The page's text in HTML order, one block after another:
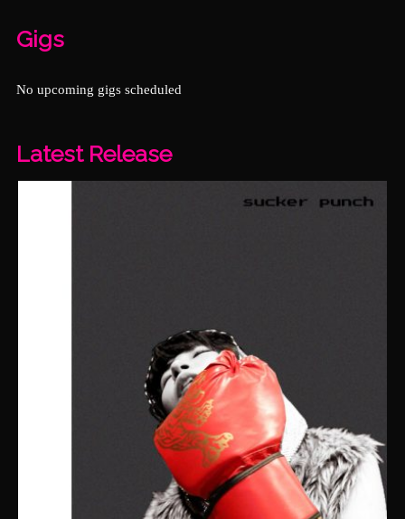
Gigs
No upcoming gigs scheduled
Latest Release